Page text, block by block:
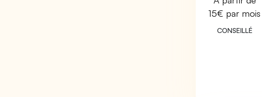
15€ par mois
CONSEILLÉ